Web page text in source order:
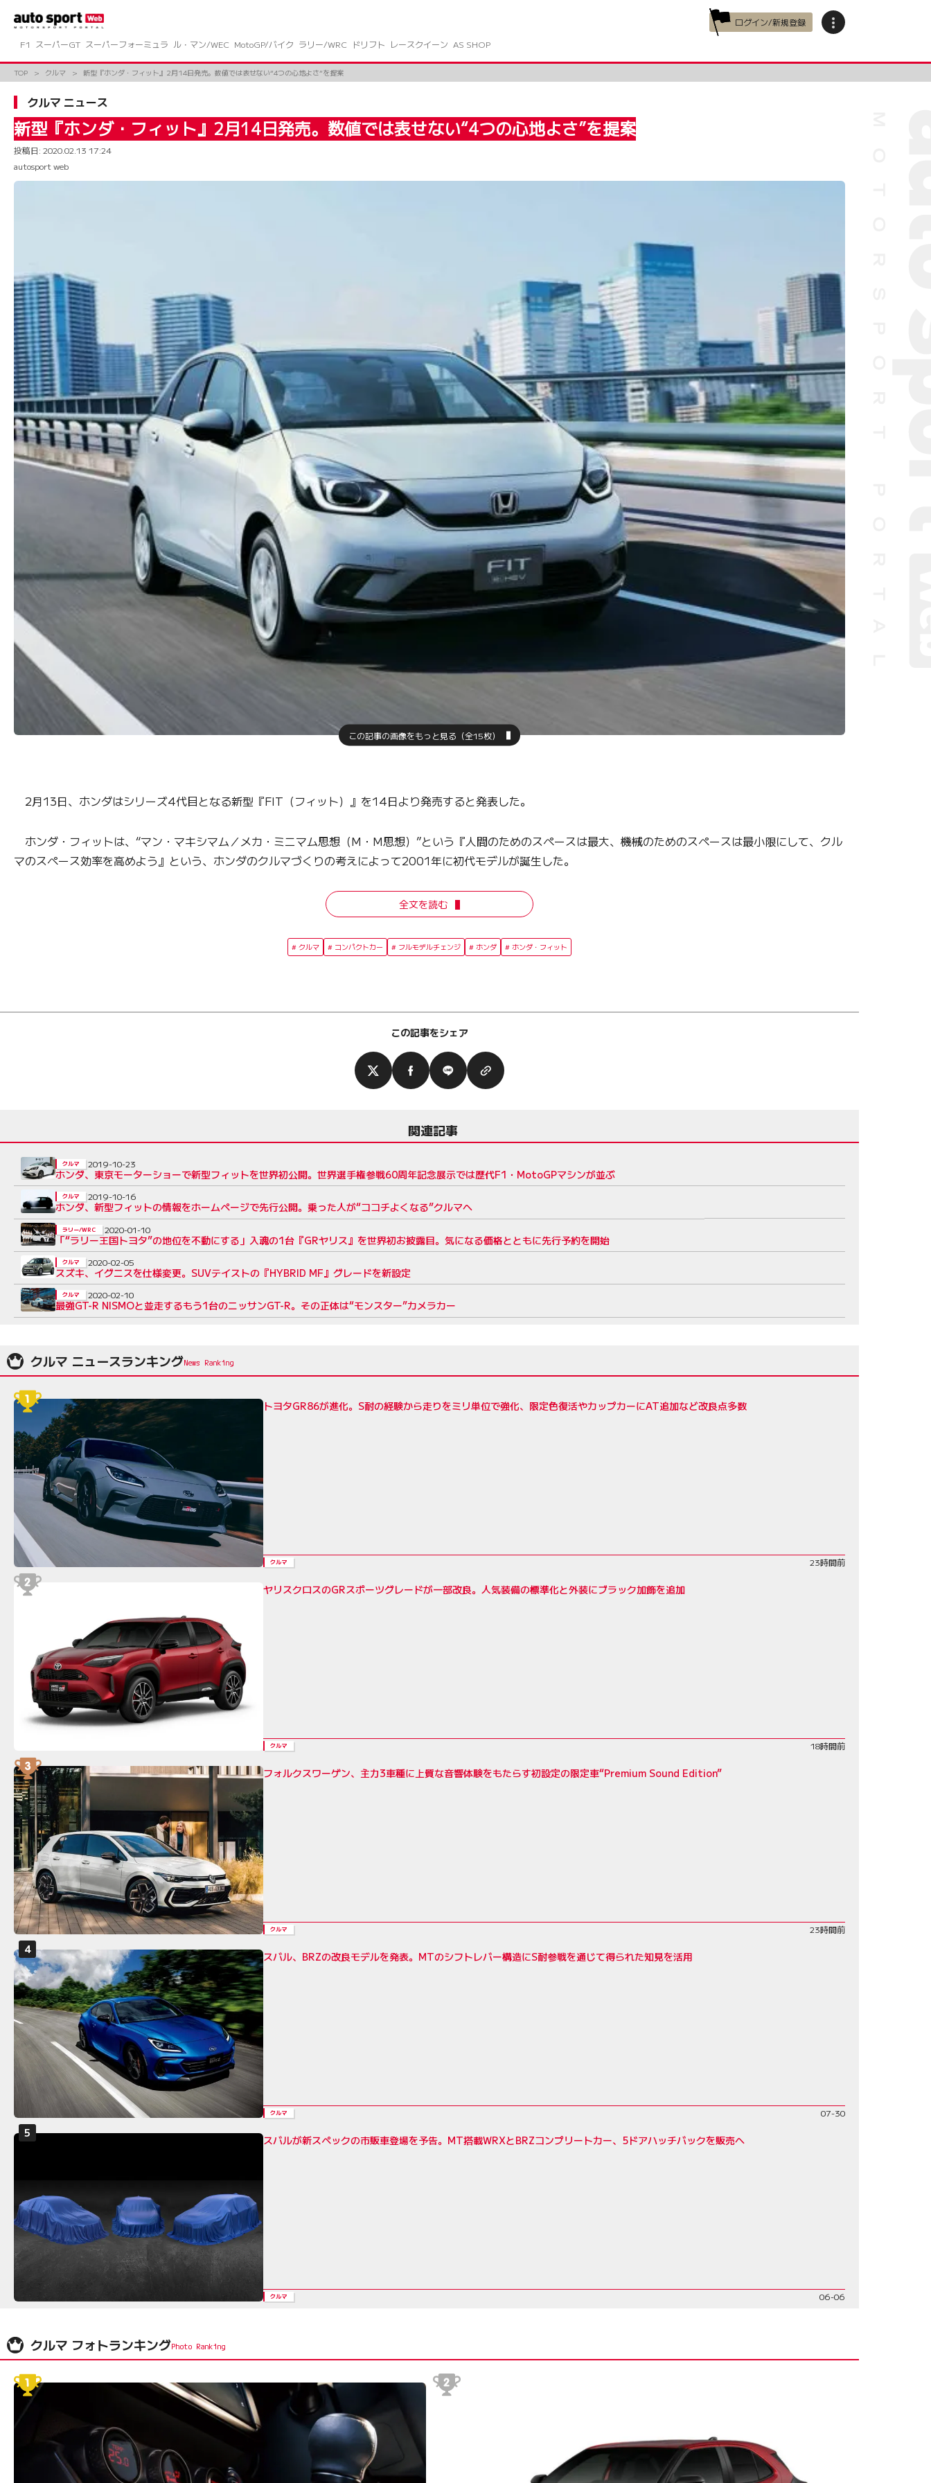
ツ
ス
ログイン/新規登録
F1
スーパーGT スーパーフォーミュラ ル・マン/WEC MotoGP/バイク ラリー/WRC ドリフト レースクイーン AS SHOP
TOP クルマ 新型『ホンダ・フィット』2月14日発売。数値では表せない“4つの心地よさ”を提案
クルマ ニュース
新型『ホンダ・フィット』2月14日発売。数値では表せない“4つの心地よさ”を提案
投稿日: 2020.02.13 17:24
autosport web
この記事の画像をもっと見る（全15枚）
2月13日、ホンダはシリーズ4代目となる新型『FIT（フィット）』を14日より発売すると発表した。
ホンダ・フィットは、“マン・マキシマム／メカ・ミニマム思想（M・M思想）”という『人間のためのスペースは最大、機械のためのスペースは最小限にして、クル
マのスペース効率を高めよう』という、ホンダのクルマづくりの考えによって2001年に初代モデルが誕生した。
全文を読む
クルマ コンパクトカー フルモデルチェンジ ホンダ ホンダ・フィット
この記事をシェア
関連記事
ホンダ、東京モーターショーで新型フィットを世界初公開。世界選手権参戦60周年記念展示では歴代F1・MotoGPマシンが並ぶ
クルマ 2019-10-23
ホンダ、新型フィットの情報をホームページで先行公開。乗った人が“ココチよくなる”クルマへ
クルマ 2019-10-16
「“ラリー王国トヨタ”の地位を不動にする」入魂の1台『GRヤリス』を世界初お披露目。気になる価格とともに先行予約を開始
ラリー/WRC 2020-01-10
スズキ、イグニスを仕様変更。SUVテイストの『HYBRID MF』グレードを新設定
クルマ 2020-02-05
最強GT-R NISMOと並走するもう1台のニッサンGT-R。その正体は“モンスター”カメラカー
クルマ 2020-02-10
クルマ ニュースランキング
トヨタGR86が進化。S耐の経験から走りをミリ単位で強化、限定色復活やカップカーにAT追加など改良点多数
クルマ 23時間前
ヤリスクロスのGRスポーツグレードが一部改良。人気装備の標準化と外装にブラック加飾を追加
クルマ 18時間前
フォルクスワーゲン、主力3車種に上質な音響体験をもたらす初設定の限定車“Premium Sound Edition”
クルマ 23時間前
スバル、BRZの改良モデルを発表。MTのシフトレバー構造にS耐参戦を通じて得られた知見を活用
クルマ 07-30
スバルが新スペックの市販車登場を予告。MT搭載WRXとBRZコンプリートカー、5ドアハッチバックを販売へ
クルマ 06-06
クルマ フォトランキング